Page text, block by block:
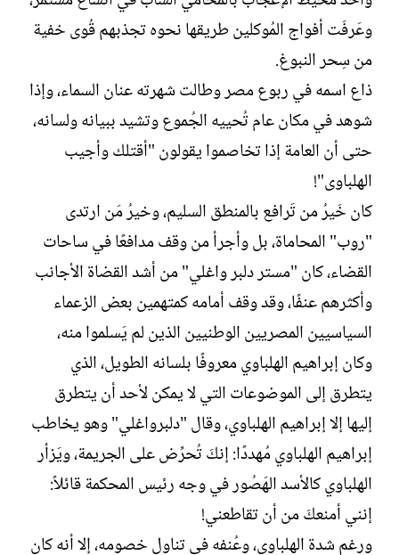
وعَرفَت أفواج المُوكلين طريقها نحوه تجذبهم قُوى خفية
من سِحر النبوغ.
ذاع اسمه في ربوع مصر وطالت شهرته عنان السماء، وإذا
شوهد في مكان عام تُحييه الجُموع وتشيد ببيانه ولسانه،
حتى أن العامة إذا تخاصموا يقولون "أقتلك وأجيب
الهلباوى"!
كان خَيرُ من تَرافع بالمنطق السليم، وخيرُ مَن ارتدى
"روب" المحاماة، بل وأجرأ من وقف مدافعًا في ساحات
القضاء، كان "مستر دلبر واغلي" من أشد القضاة الأجانب
وأكثرهم عنفًا، وقد وقف أمامه كمتهمين بعض الزعماء
السياسيين المصريين الوطنيين الذين لم يَسلموا منه،
وكان إبراهيم الهلباوي معروفًا بلسانه الطويل، الذي
يتطرق إلى الموضوعات التي لا يمكن لأحد أن يتطرق
إليها إلا إبراهيم الهلباوي، وقال "دلبرواغلي" وهو يخاطب
إبراهيم الهلباوي مُهددًا: إنكَ تُحرِّض على الجريمة، ويَزأر
الهلباوي كالأسد الهَصُور في وجه رئيس المحكمة قائلاً:
إنني أمنعكَ من أن تقاطعني!
ورغم شدة الهلباوي، وعُنفه في تناول خصومه، إلا أنه كان